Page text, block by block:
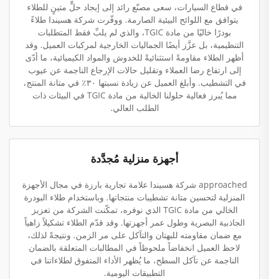
في قطاع السيارات، سعى مصنّع رائد إلى إيجاد حلٍّ متينٍ للطلاء
يتوافق مع اللوائح البيئية الصارمة. ووفّرت شركة هسيندا طلاءً
بودرًا خاليًا من مادة TGIC، والذي لم يلبِّ فقط المتطلبات
التنظيمية، بل عزَّز أيضًا الجماليات الخارجية لمركبات العميل. وقد
أظهر الطلاء مقاومةً استثنائيةً للخدوش والمواد الكيميائية، ما أدّى
إلى ارتفاع رضا العملاء وتقليل حالات الإرجاع الناجمة عن عيوب
في التشطيب. وأبلغ العميل عن زيادة نسبتها ٣٠٪ في متانة المنتج،
مما يُبرز فعالية حلولنا الخالية من مادة TGIC في البيئات ذات
الطلب العالي.
أجهزة منزلية مُجدَّدة
approached شركة هسيندا علامة تجارية بارزة في مجال الأجهزة
المنزلية لتحسين متانة تشطيبات منتجاتها. وباستخدام طلاء البودرة
الخالي من مادة TGIC الذي نوفره، تمكّنت الشركة من تعزيز
الجاذبية البصرية وطول عمر أجهزتها. وقد قدّم الطلاء تشكيلاً زاهياً
مع ضمان مقاومته للبهتان والتآكل على مر الزمن. ونتيجةً لذلك،
لاحظ العميل انخفاضاً ملحوظاً في المطالبات المتعلقة بالضمان
الناجمة عن تآكل السطح، ما يُظهر الأداء المتفوق لطلاءاتنا في
التطبيقات اليومية.